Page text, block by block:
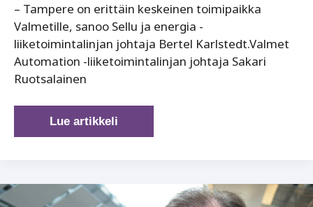
– Tampere on erittäin keskeinen toimipaikka
Valmetille, sanoo Sellu ja energia -
liiketoimintalinjan johtaja Bertel Karlstedt.Valmet
Automation -liiketoimintalinjan johtaja Sakari
Ruotsalainen
Valmet
tänään
kohdallaan
Lue artikkeli